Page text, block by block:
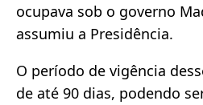
ocupava sob o governo
assumiu a Presidência.
O período de vigência
de até 90 dias, podendo